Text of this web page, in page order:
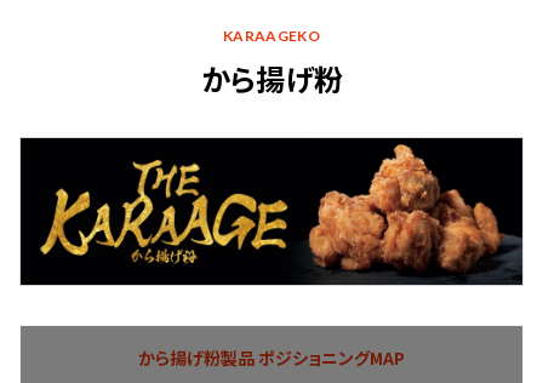
KARAAGEKO
から揚げ粉
から揚げ粉製品 ポジショニングMAP